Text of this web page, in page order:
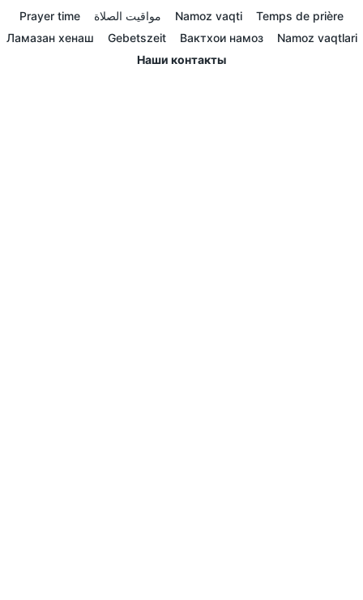
Prayer time مواقيت الصلاة Namoz vaqti
Temps de prière
Ламазан хенаш
Gebetszeit Вактхои намоз
Namoz vaqtlari
Наши контакты